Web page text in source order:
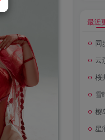
最近
同
云
桜
雪
樱
星